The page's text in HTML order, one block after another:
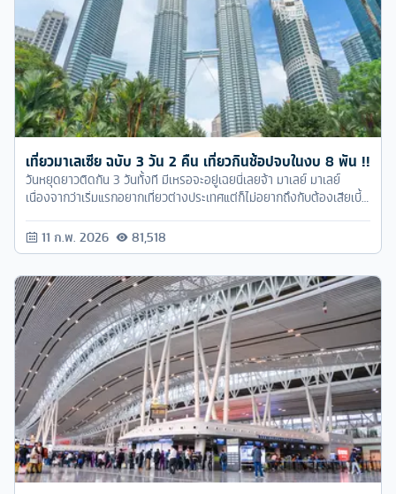
เที่ยวมาเลเซีย ฉบับ 3 วัน 2 คืน เที่ยวกินช้อปจบในงบ 8 พัน !!
วันหยุดยาวติดกัน 3 วันทั้งที มีเหรอจะอยู่เฉยนี่เลยจ้า มาเลย์ มาเลย์
เนื่องจากว่าเริ่มแรกอยากเที่ยวต่างประเทศแต่ก็ไม่อยากถึงกับต้องเสียเบี้ย
น้อยๆ ที่เรามีให้กับชุดหมีคนเฟลอร์ หรือโค้ท แจ็คเก็ตกันหนาว พรอพ
ต่างๆ ก็เลยเลือกมา เที่ยวมาเลเซีย 3 วัน 2 คืน เที่ยวกินช้อปจบในงบ 8
พัน คิดเอาไว้ว่ากลับไปฉันจะต้องไม่เป็นหนี้ชดใช้กรรมนั่งทำงานหัวฟู จะ
11 ก.พ. 2026 81,518